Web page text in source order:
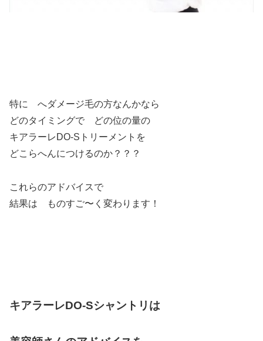
特に へダメージ毛の方なんかなら
どのタイミングで どの位の量の
キアラーレDO-Sトリーメントを
どこらへんにつけるのか？？？
これらのアドバイスで
結果は ものすご〜く変わります！
キアラーレDO-Sシャントリは